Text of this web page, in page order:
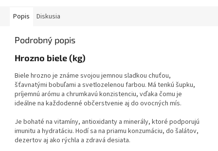
Popis Diskusia
Podrobný popis
Hrozno biele (kg)
Biele hrozno je známe svojou jemnou sladkou chuťou,
šťavnatými bobuľami a svetlozelenou farbou. Má tenkú šupku,
príjemnú arómu a chrumkavú konzistenciu, vďaka čomu je
ideálne na každodenné občerstvenie aj do ovocných mís.
Je bohaté na vitamíny, antioxidanty a minerály, ktoré podporujú
imunitu a hydratáciu. Hodí sa na priamu konzumáciu, do šalátov,
dezertov aj ako rýchla a zdravá desiata.